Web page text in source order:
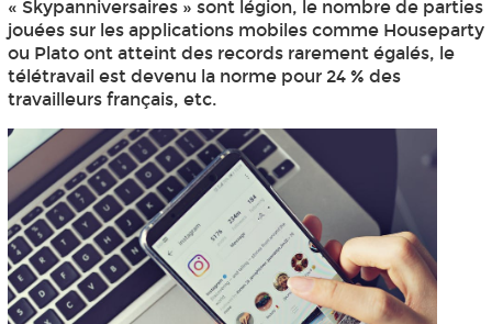
« Skypanniversaires » sont légion, le nombre de parties
jouées sur les applications mobiles comme Houseparty
ou Plato ont atteint des records rarement égalés, le
télétravail est devenu la norme pour 24 % des
travailleurs français, etc.